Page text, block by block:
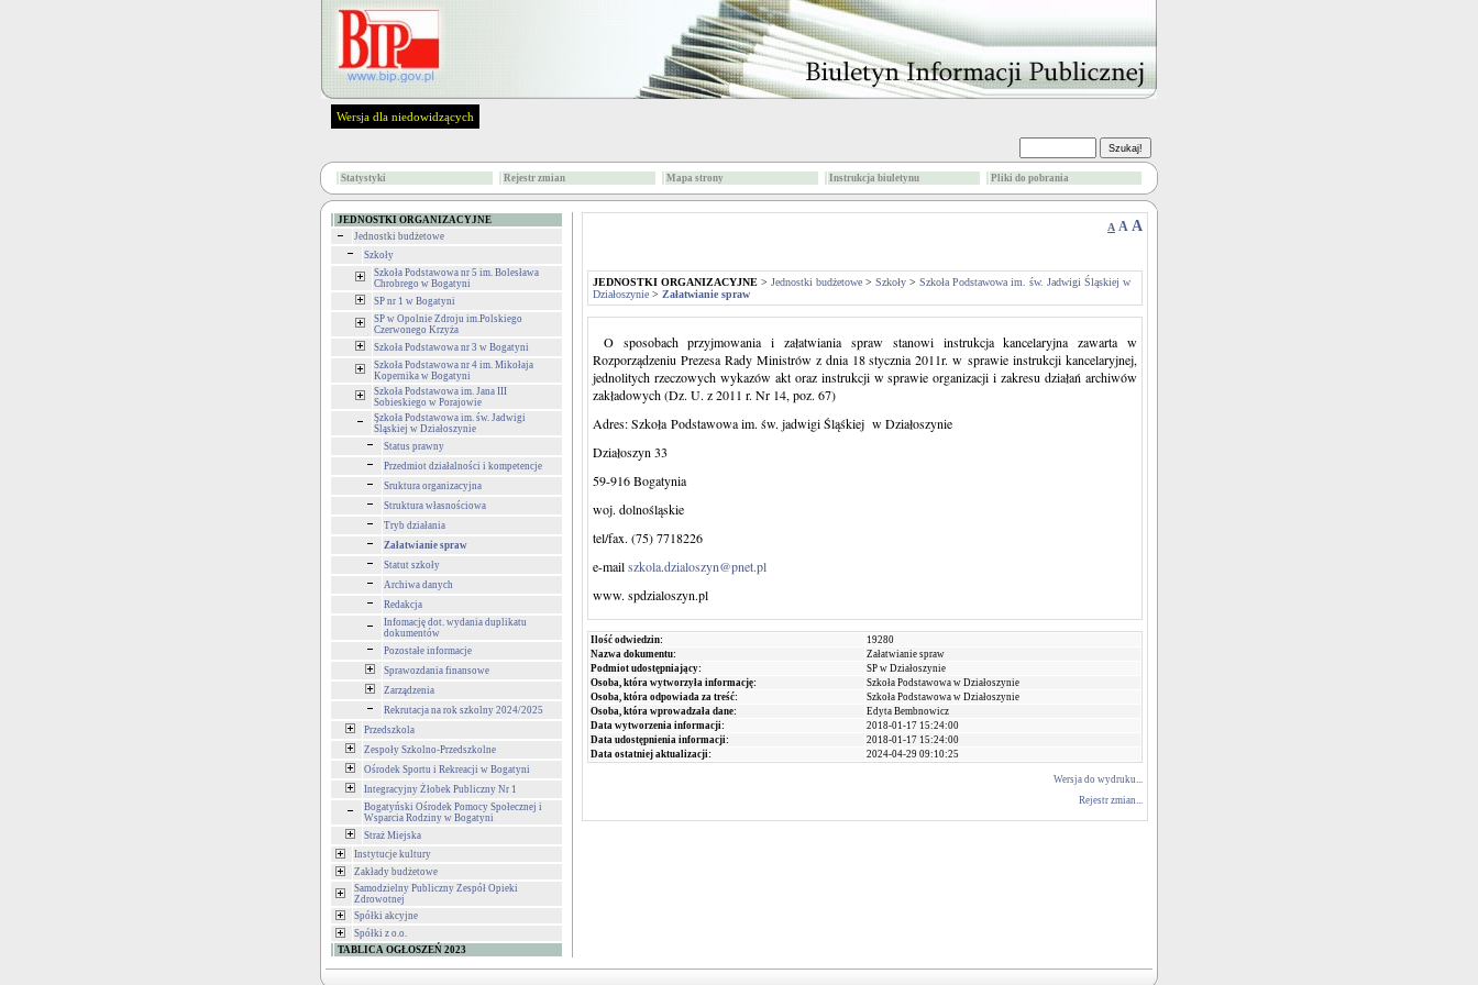
Wersja dla niedowidzących
Statystyki Rejestr zmian Mapa strony Instrukcja biuletynu Pliki do pobrania
JEDNOSTKI ORGANIZACYJNE
Jednostki budżetowe
Szkoły
Szkoła Podstawowa nr 5 im. Bolesława
Chrobrego w Bogatyni
SP nr 1 w Bogatyni
SP w Opolnie Zdroju im.Polskiego
Czerwonego Krzyża
Szkoła Podstawowa nr 3 w Bogatyni
Szkoła Podstawowa nr 4 im. Mikołaja
Kopernika w Bogatyni
Szkoła Podstawowa im. Jana III
Sobieskiego w Porajowie
Szkoła Podstawowa im. św. Jadwigi
Śląskiej w Działoszynie
Status prawny
Przedmiot działalności i kompetencje
Sruktura organizacyjna
Struktura własnościowa
Tryb działania
Załatwianie spraw
Statut szkoły
Archiwa danych
Redakcja
Infomację dot. wydania duplikatu
dokumentów
Pozostałe informacje
Sprawozdania finansowe
Zarządzenia
Rekrutacja na rok szkolny 2024/2025
Przedszkola
Zespoły Szkolno-Przedszkolne
Ośrodek Sportu i Rekreacji w Bogatyni
Integracyjny Żłobek Publiczny Nr 1
Bogatyński Ośrodek Pomocy Społecznej i
Wsparcia Rodziny w Bogatyni
Straż Miejska
Instytucje kultury
Zakłady budżetowe
Samodzielny Publiczny Zespół Opieki
Zdrowotnej
Spółki akcyjne
Spółki z o.o.
TABLICA OGŁOSZEŃ 2023
A A A
JEDNOSTKI ORGANIZACYJNE > Jednostki budżetowe > Szkoły > Szkoła Podstawowa im. św. Jadwigi Śląskiej w
Działoszynie > Załatwianie spraw
O sposobach przyjmowania i załatwiania spraw stanowi instrukcja kancelaryjna zawarta w
Rozporządzeniu Prezesa Rady Ministrów z dnia 18 stycznia 2011r. w sprawie instrukcji kancelaryjnej,
jednolitych rzeczowych wykazów akt oraz instrukcji w sprawie organizacji i zakresu działań archiwów
zakładowych (Dz. U. z 2011 r. Nr 14, poz. 67)
Adres: Szkoła Podstawowa im. św. jadwigi Śląśkiej w Działoszynie
Działoszyn 33
59-916 Bogatynia
woj. dolnośląskie
tel/fax. (75) 7718226
e-mailszkola.dzialoszyn@pnet.pl
www. spdzialoszyn.pl
Ilość odwiedzin:
19280
Nazwa dokumentu:
Załatwianie spraw
Podmiot udostępniający:
SP w Działoszynie
Osoba, która wytworzyła informację:
Szkoła Podstawowa w Działoszynie
Osoba, która odpowiada za treść:
Szkoła Podstawowa w Działoszynie
Osoba, która wprowadzała dane:
Edyta Bembnowicz
Data wytworzenia informacji:
2018-01-17 15:24:00
Data udostępnienia informacji:
2018-01-17 15:24:00
Data ostatniej aktualizacji:
2024-04-29 09:10:25
Wersja do wydruku...
Rejestr zmian...